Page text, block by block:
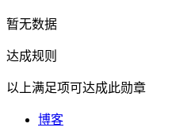
暂无数据
达成规则
以上满足项可达成此勋章
博客